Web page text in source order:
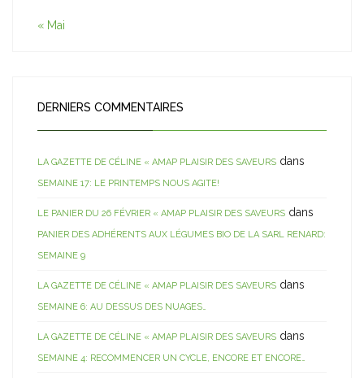
« Mai
DERNIERS COMMENTAIRES
LA GAZETTE DE CÉLINE « AMAP PLAISIR DES SAVEURS dans
SEMAINE 17: LE PRINTEMPS NOUS AGITE!
LE PANIER DU 26 FÉVRIER « AMAP PLAISIR DES SAVEURS dans
PANIER DES ADHÉRENTS AUX LÉGUMES BIO DE LA SARL RENARD:
SEMAINE 9
LA GAZETTE DE CÉLINE « AMAP PLAISIR DES SAVEURS dans
SEMAINE 6: AU DESSUS DES NUAGES…
LA GAZETTE DE CÉLINE « AMAP PLAISIR DES SAVEURS dans
SEMAINE 4: RECOMMENCER UN CYCLE, ENCORE ET ENCORE…